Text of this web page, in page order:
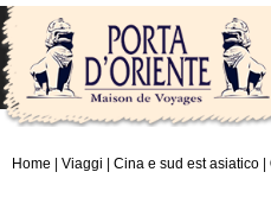
Home Viaggi Cina e sud est asiatico